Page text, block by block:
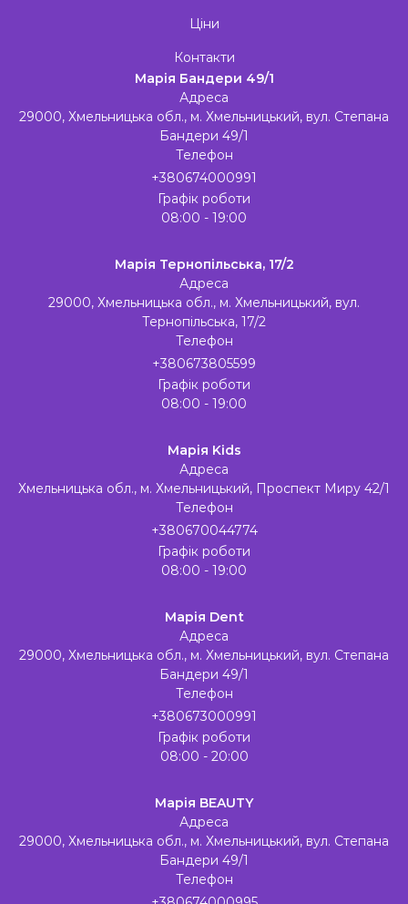
Ціни
Контакти
Марія Бандери 49/1
Адреса
29000, Хмельницька обл., м. Хмельницький, вул. Степана
Бандери 49/1
Телефон
+380674000991
Графік роботи
08:00 - 19:00
Марія Тернопільська, 17/2
Адреса
29000, Хмельницька обл., м. Хмельницький, вул.
Тернопільська, 17/2
Телефон
+380673805599
Графік роботи
08:00 - 19:00
Марія Kids
Адреса
Хмельницька обл., м. Хмельницький, Проспект Миру 42/1
Телефон
+380670044774
Графік роботи
08:00 - 19:00
Марія Dent
Адреса
29000, Хмельницька обл., м. Хмельницький, вул. Степана
Бандери 49/1
Телефон
+380673000991
Графік роботи
08:00 - 20:00
Марія BEAUTY
Адреса
29000, Хмельницька обл., м. Хмельницький, вул. Степана
Бандери 49/1
Телефон